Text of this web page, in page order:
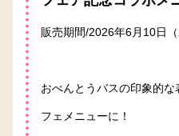
販売期間/2026年6月10日
おべんとうバスの印象的
フェメニューに！